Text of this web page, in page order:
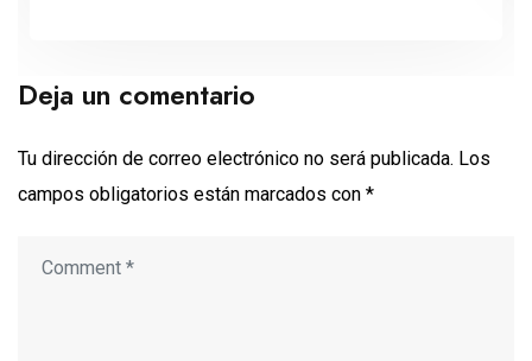
Deja un comentario
Tu dirección de correo electrónico no será publicada. Los
campos obligatorios están marcados con *